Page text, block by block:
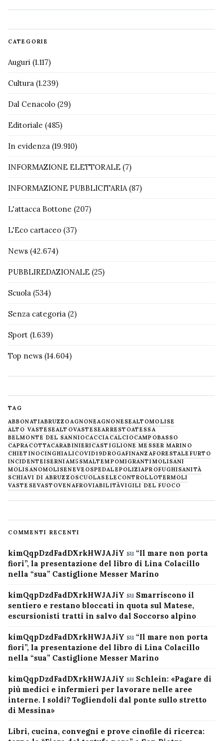
CATEGORIE
Auguri (1.117)
Cultura (1.239)
Dal Cenacolo (29)
Editoriale (485)
In evidenza (19.910)
INFORMAZIONE ELETTORALE (7)
INFORMAZIONE PUBBLICITARIA(87)
L'attacca Bottone (207)
L'Eco cartaceo (37)
News (42.674)
PUBBLIREDAZIONALE (25)
Scuola (534)
Senza categoria (2)
Sport (1.639)
Top news (14.604)
TAG
ABBONATIABRUZZOAGNONEAGNONESEALTOMOLISE
ALTO VASTESEALTOVASTESEARRESTOATESSA
BELMONTE DEL SANNIOCACCIACALCIOCAMPOBASSO
CAPRACOTTACARABINIERICASTIGLIONE MESSER MARINO
CHIETINOCINGHIALICOVID19DROGAFINANZAFORESTALE FURTO
INCIDENTEISERNIAM5SMALTEMPOMIGRANTIMOLISANI
MOLISANOMOLISENEVE OSPEDALEPOLIZIAPROFUGHISANITÀ
SCHIAVI DI ABRUZZOSCUOLASELECONTROLLOTERMOLI
VASTESEVASTOVENAFROVIABILITÀVIGILI DEL FUOCO
COMMENTI RECENTI
kimQqpDzdFadDXrkHWJAJiY su “Il mare non porta
fiori”, la presentazione del libro di Lina Colacillo
nella “sua” Castiglione Messer Marino
kimQqpDzdFadDXrkHWJAJiY su Smarriscono il
sentiero e restano bloccati in quota sul Matese,
escursionisti tratti in salvo dal Soccorso alpino
kimQqpDzdFadDXrkHWJAJiY su “Il mare non porta
fiori”, la presentazione del libro di Lina Colacillo
nella “sua” Castiglione Messer Marino
kimQqpDzdFadDXrkHWJAJiY su Schlein: «Pagare di
più medici e infermieri per lavorare nelle aree
interne. I soldi? Togliendoli dal ponte sullo stretto
di Messina»
Libri, cucina, convegni e prove cinofile di ricerca: